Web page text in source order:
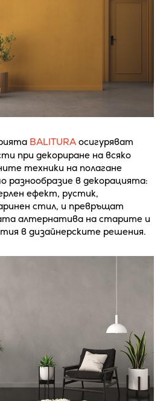
BALITURA осигуряват
при декориране на всяко
техники на полагане
разнообразие в декорацията:
ефект, рустик,
стил, и превръщат
алтернатива на старите и
в дизайнерските решения.